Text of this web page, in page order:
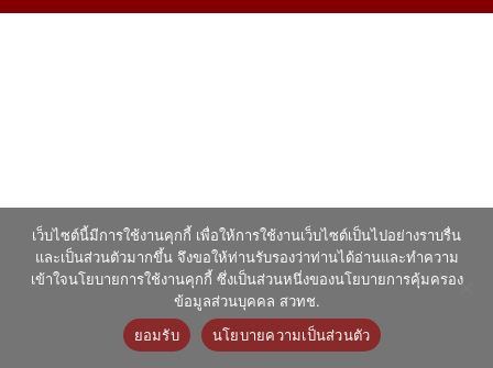
เว็บไซต์นี้มีการใช้งานคุกกี้ เพื่อให้การใช้งานเว็บไซต์เป็นไปอย่างราบรื่น
และเป็นส่วนตัวมากขึ้น จึงขอให้ท่านรับรองว่าท่านได้อ่านและทำความ
เข้าใจนโยบายการใช้งานคุกกี้ ซึ่งเป็นส่วนหนึ่งของนโยบายการคุ้มครอง
ข้อมูลส่วนบุคคล สวทช.
ยอมรับ
นโยบายความเป็นส่วนตัว